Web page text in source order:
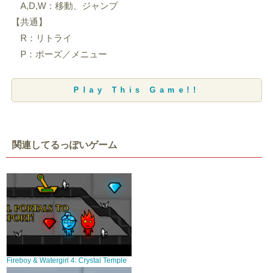
A,D,W：移動、ジャンプ
【共通】
R：リトライ
P：ポーズ／メニュー
Play This Game!!
関連してるっぽいゲーム
Fireboy & Watergirl 4: Crystal Temple